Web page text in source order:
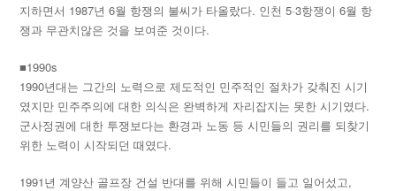
지하면서 1987년 6월 항쟁의 불씨가 타올랐다. 인천 5·3항쟁이 6월 항
쟁과 무관치않은 것을 보여준 것이다.
■1990s
1990년대는 그간의 노력으로 제도적인 민주적인 절차가 갖춰진 시기
였지만 민주주의에 대한 의식은 완벽하게 자리잡지는 못한 시기였다.
군사정권에 대한 투쟁보다는 환경과 노동 등 시민들의 권리를 되찾기
위한 노력이 시작되던 때였다.
1991년 계양산 골프장 건설 반대를 위해 시민들이 들고 일어섰고,